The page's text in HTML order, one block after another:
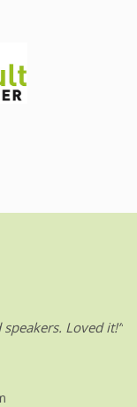
Loved it!”